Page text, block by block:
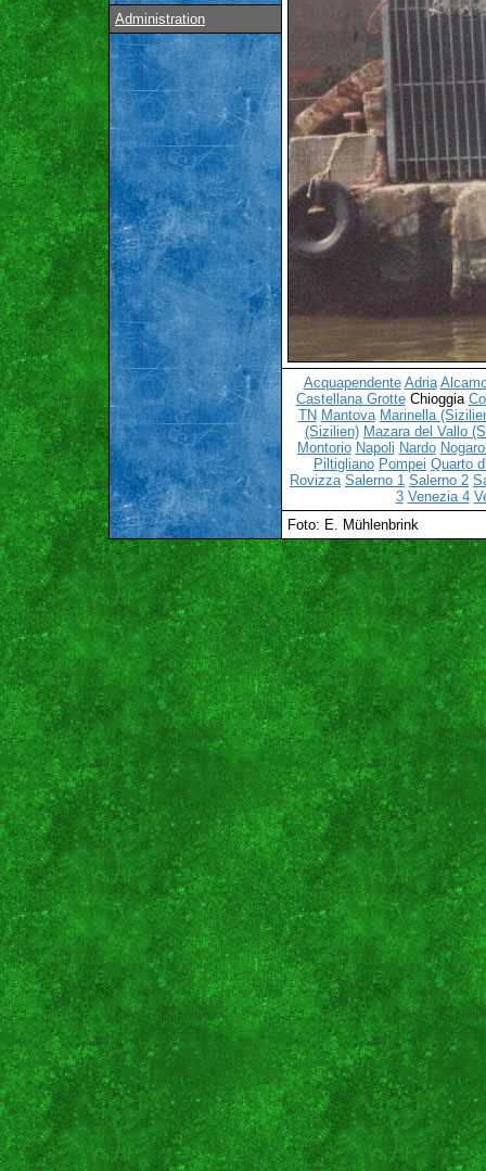
Administration
Acquapendente Adria
Castellana GrotteChioggia
TN Mantova Marinella
(Sizilien) Mazara del Vallo
Montorio Napoli Nardo
Piltigliano Pompei Quarto
Rovizza Salerno 1 Salerno 2
3 Venezia 4
Foto: E. Mühlenbrink